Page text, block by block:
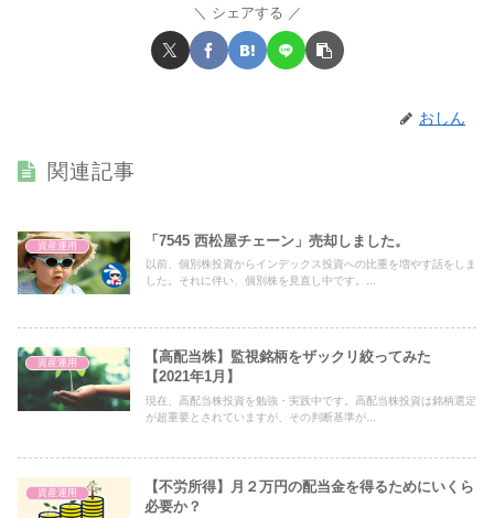
シェアする
おしん
関連記事
資産運用 「7545 西松屋チェーン」売却しました。
以前、個別株投資からインデックス投資への比重を増やす話をしま
した。それに伴い、個別株を見直し中です。...
資産運用
【高配当株】監視銘柄をザックリ絞ってみた
【2021年1月】
現在、高配当株投資を勉強・実践中です。高配当株投資は銘柄選定
が超重要とされていますが、その判断基準が...
資産運用
【不労所得】月２万円の配当金を得るためにいくら
必要か？